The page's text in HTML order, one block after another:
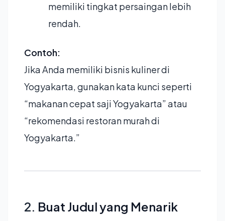
memiliki tingkat persaingan lebih
rendah.
Contoh:
Jika Anda memiliki bisnis kuliner di
Yogyakarta, gunakan kata kunci seperti
“makanan cepat saji Yogyakarta” atau
“rekomendasi restoran murah di
Yogyakarta.”
2. Buat Judul yang Menarik